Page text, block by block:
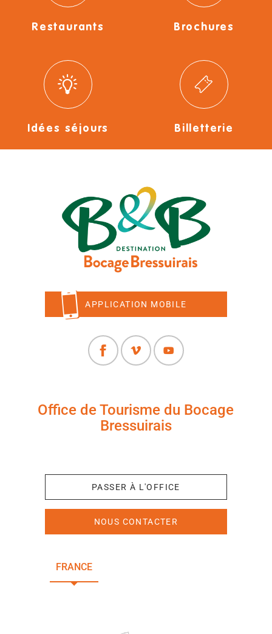
Restaurants Brochures
Idées séjours Billetterie
APPLICATION MOBILE
Office de Tourisme du Bocage
Bressuirais
PASSER À L'OFFICE
NOUS CONTACTER
FRANCE